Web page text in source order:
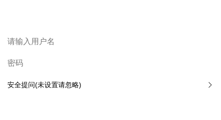
安全提问(未设置请忽略)